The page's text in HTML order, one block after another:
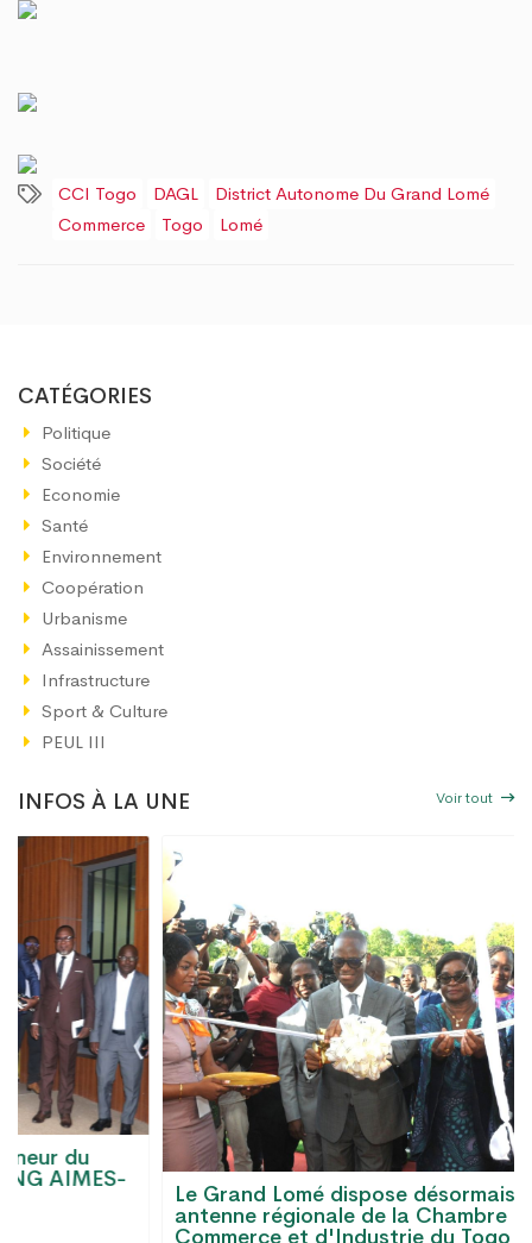
CCI Togo DAGL
District Autonome Du Grand Lomé
Commerce
Togo Lomé
CATÉGORIES
Politique
Société
Economie
Santé
Environnement
Coopération
Urbanisme
Assainissement
Infrastructure
Sport & Culture
PEUL III
INFOS À LA UNE Voir tout
Le Grand Lomé dispose désormais d'une
antenne régionale de la Chambre de
Commerce et d'Industrie du Togo